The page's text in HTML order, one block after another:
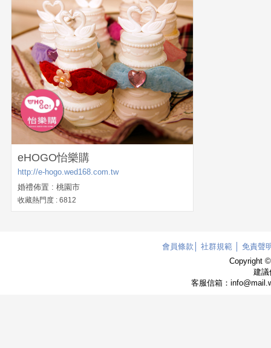
eHOGO怡樂購
http://e-hogo.wed168.com.tw
婚禮佈置 : 桃園市
收藏熱門度 : 6812
會員條款 社群規範
免責聲
Copyright
建議
客服信箱：